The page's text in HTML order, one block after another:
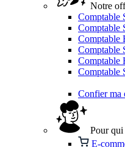
Notre
Comptable
Comptable
Comptable
Comptable
Comptable
Comptable
Confier ma
Pour qui
E-